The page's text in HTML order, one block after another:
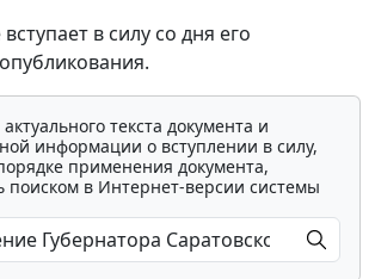
в силу со дня его
текста документа и
информации о вступлении в силу,
применения документа,
поиском в Интернет-версии системы